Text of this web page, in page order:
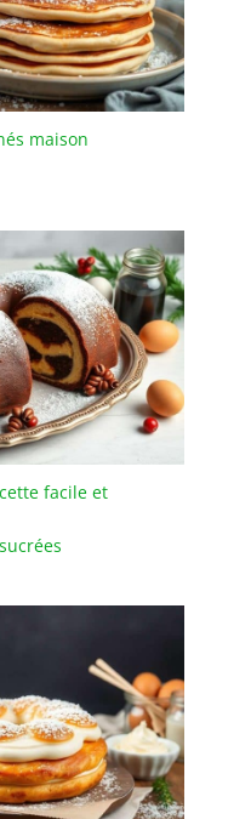
maison
facile et